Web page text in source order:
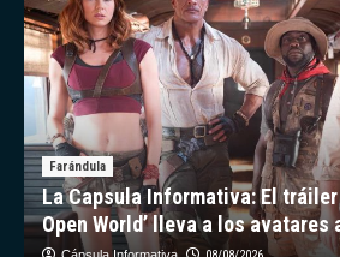
Farándula
La Capsula Informativa: El tráiler
Open World’ lleva a los avatares